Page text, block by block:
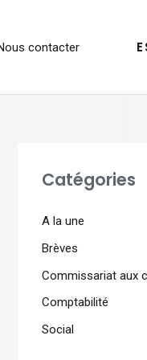
contacter
Catégories
A la une
Brèves
Commissariat aux
Comptabilité
Social